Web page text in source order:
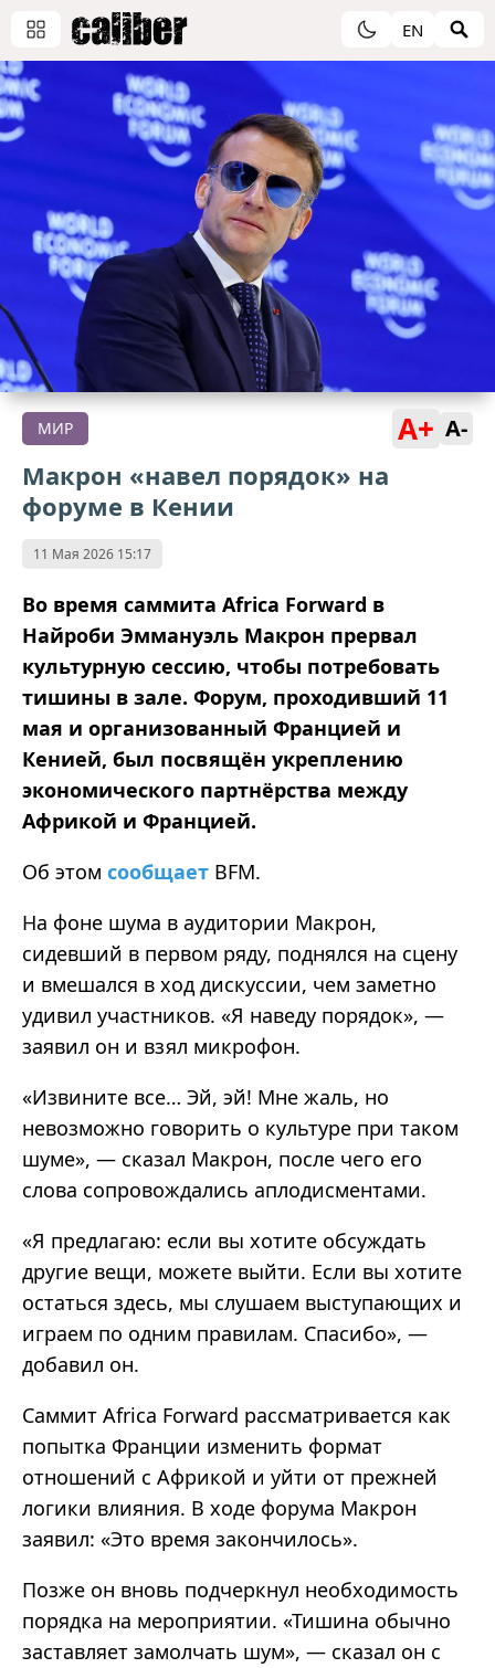
EN
МИР A+ A-
Макрон «навел порядок» на
форуме в Кении
11 Мая 2026 15:17
Во время саммита Africa Forward в
Найроби Эммануэль Макрон прервал
культурную сессию, чтобы потребовать
тишины в зале. Форум, проходивший 11
мая и организованный Францией и
Кенией, был посвящён укреплению
экономического партнёрства между
Африкой и Францией.
Об этом сообщает BFM.
На фоне шума в аудитории Макрон,
сидевший в первом ряду, поднялся на сцену
и вмешался в ход дискуссии, чем заметно
удивил участников. «Я наведу порядок», —
заявил он и взял микрофон.
«Извините все… Эй, эй! Мне жаль, но
невозможно говорить о культуре при таком
шуме», — сказал Макрон, после чего его
слова сопровождались аплодисментами.
«Я предлагаю: если вы хотите обсуждать
другие вещи, можете выйти. Если вы хотите
остаться здесь, мы слушаем выступающих и
играем по одним правилам. Спасибо», —
добавил он.
Саммит Africa Forward рассматривается как
попытка Франции изменить формат
отношений с Африкой и уйти от прежней
логики влияния. В ходе форума Макрон
заявил: «Это время закончилось».
Позже он вновь подчеркнул необходимость
порядка на мероприятии. «Тишина обычно
заставляет замолчать шум», — сказал он с